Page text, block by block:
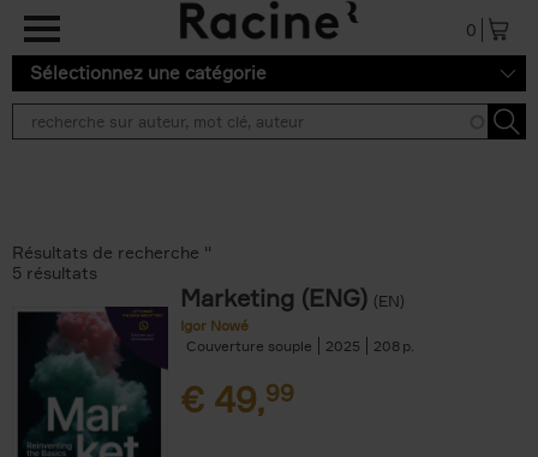
Aller au contenu principal
0
Sélectionnez une catégorie
Résultats de recherche ''
5 résultats
Marketing (ENG) (EN)
Igor Nowé
Couverture souple
2025 208
€ 49,99